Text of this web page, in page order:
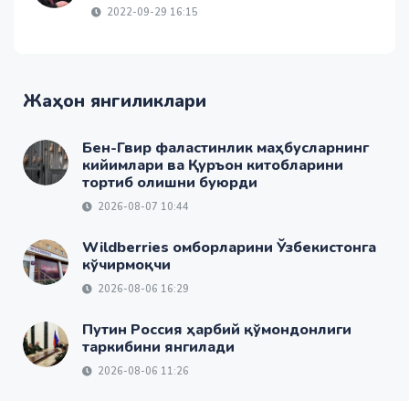
2022-09-29 16:15
Жаҳон янгиликлари
Бен-Гвир фаластинлик маҳбусларнинг
кийимлари ва Қуръон китобларини
тортиб олишни буюрди
2026-08-07 10:44
Wildberries омборларини Ўзбекистонга
кўчирмоқчи
2026-08-06 16:29
Путин Россия ҳарбий қўмондонлиги
таркибини янгилади
2026-08-06 11:26